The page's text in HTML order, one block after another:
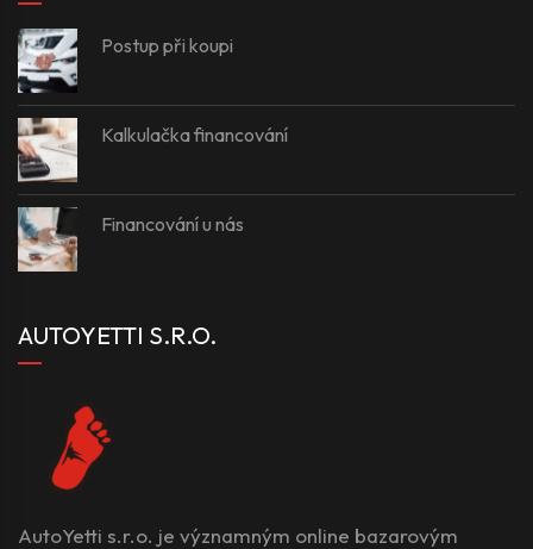
Postup při koupi
Kalkulačka financování
Financování u nás
AUTOYETTI S.R.O.
AutoYetti s.r.o. je významným online bazarovým